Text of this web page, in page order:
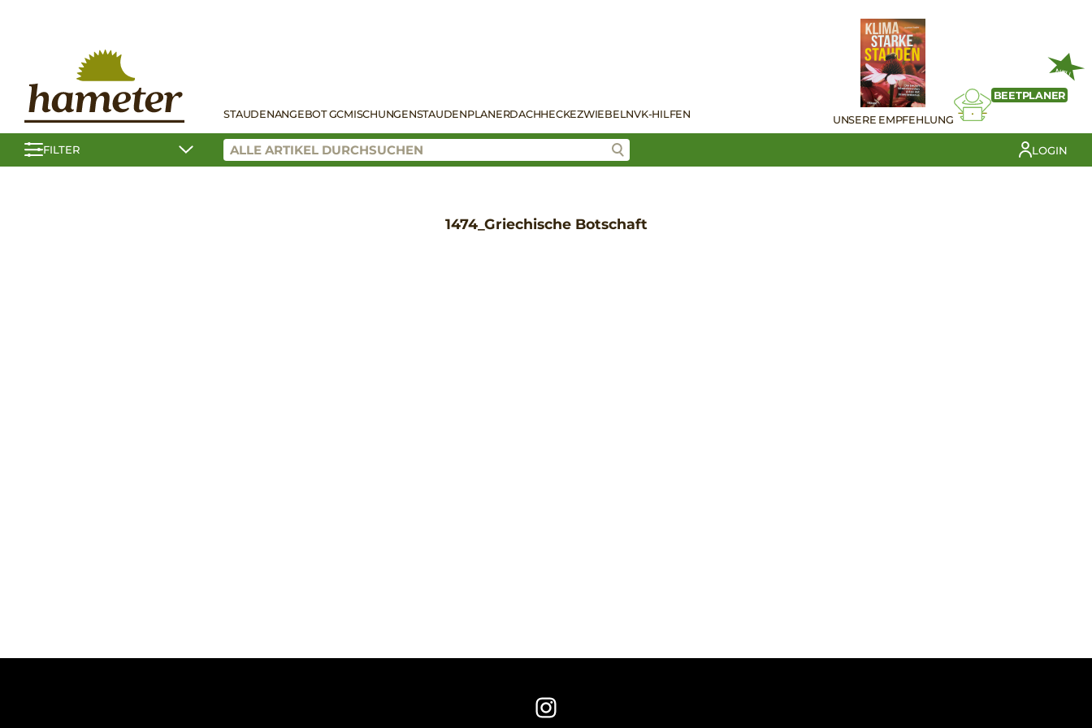
STAUDENANGEBOT GCMISCHUNGENSTAUDENPLANERDACHHECKEZWIEBELNVK-HILFEN UNSERE EMPFEHLUNG
NEU
BEETPLANER
FILTER LOGIN
1474_Griechische Botschaft